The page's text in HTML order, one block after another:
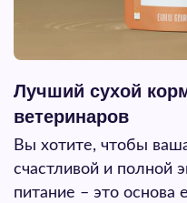
Лучший сухой
ветеринаров
Вы хотите, чтобы
счастливой и полной
питание – это основа